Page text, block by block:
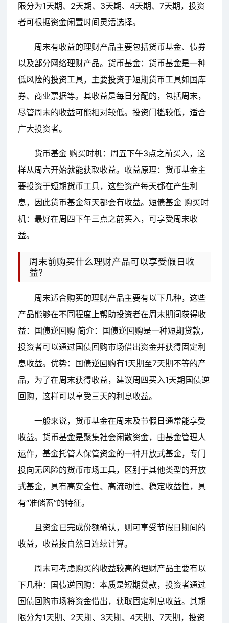
限分为1天期、2天期、3天期、4天期、7天期，投资
者可根据资金闲置时间灵活选择。
周末有收益的理财产品主要包括货币基金、债券
以及部分网络理财产品。货币基金：货币基金是一种
低风险的投资工具，主要投资于短期货币工具如国库
券、商业票据等。其收益是每日分配的，包括周末，
尽管周末的收益可能相对较低。投资门槛较低，适合
广大投资者。
货币基金 购买时机：周五下午3点之前买入，这
样从周六开始就能获取收益。收益原理：货币基金主
要投资于短期货币工具，这些资产每天都在产生利
息，因此货币基金每天都会有收益。短债基金 购买时
机：最好在周四下午三点之前买入，可享受周末收
益。
周末前购买什么理财产品可以享受假日收
益?
周末适合购买的理财产品主要有以下几种，这些
产品能够在不同程度上帮助投资者在周末期间获得收
益：国债逆回购 简介：国债逆回购是一种短期贷款，
投资者可以通过国债回购市场借出资金并获得固定利
息收益。优势：国债逆回购有1天期至7天期不等的产
品，为了在周末获得收益，建议周四买入1天期国债逆
回购，这样可以享受三天的利息收益。
一般来说，货币基金在周末及节假日通常能享受
收益。货币基金是聚集社会闲散资金，由基金管理人
运作，基金托管人保管资金的一种开放式基金，专门
投向无风险的货币市场工具，区别于其他类型的开放
式基金，具有高安全性、高流动性、稳定收益性，具
有“准储蓄”的特征。
且资金已完成份额确认，则可享受节假日期间的
收益，收益按自然日连续计算。
周末可考虑购买的收益较高的理财产品主要有以
下几种：国债逆回购：本质是短期贷款，投资者通过
国债回购市场将资金借出，获取固定利息收益。其期
限分为1天期、2天期、3天期、4天期、7天期，投资